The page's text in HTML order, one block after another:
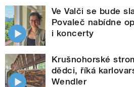
Ve Valči se bude
Povaleč nabídne
i koncerty
Krušnohorské
dědci, říká
Wendler